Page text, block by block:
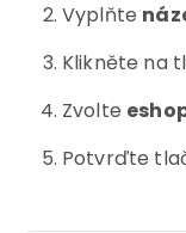
Vyplňte
Klikněte na
Zvolte
Potvrďte